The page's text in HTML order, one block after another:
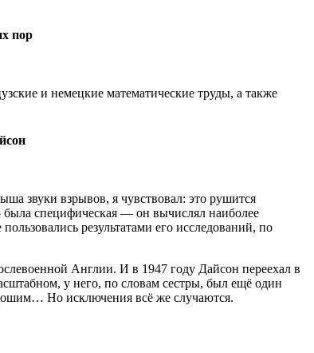
пор
и немецкие математические труды, а также
звуки взрывов, я чувствовал: это рушится
была специфическая — он вычислял наиболее
результатами его исследований, по
Англии. И в 1947 году Дайсон переехал в
у него, по словам сестры, был ещё один
Но исключения всё же случаются.